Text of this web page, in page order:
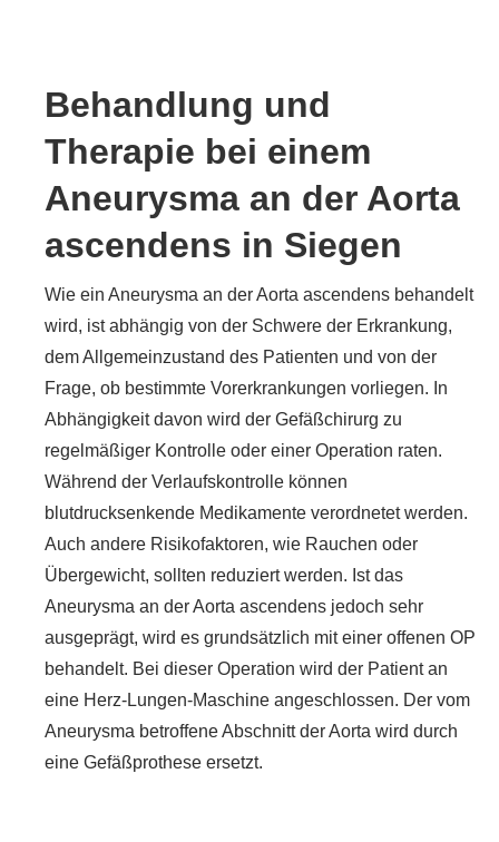
Behandlung und
Therapie bei einem
Aneurysma an der Aorta
ascendens in Siegen
Wie ein Aneurysma an der Aorta ascendens behandelt
wird, ist abhängig von der Schwere der Erkrankung,
dem Allgemeinzustand des Patienten und von der
Frage, ob bestimmte Vorerkrankungen vorliegen. In
Abhängigkeit davon wird der Gefäßchirurg zu
regelmäßiger Kontrolle oder einer Operation raten.
Während der Verlaufskontrolle können
blutdrucksenkende Medikamente verordnetet werden.
Auch andere Risikofaktoren, wie Rauchen oder
Übergewicht, sollten reduziert werden. Ist das
Aneurysma an der Aorta ascendens jedoch sehr
ausgeprägt, wird es grundsätzlich mit einer offenen OP
behandelt. Bei dieser Operation wird der Patient an
eine Herz-Lungen-Maschine angeschlossen. Der vom
Aneurysma betroffene Abschnitt der Aorta wird durch
eine Gefäßprothese ersetzt.